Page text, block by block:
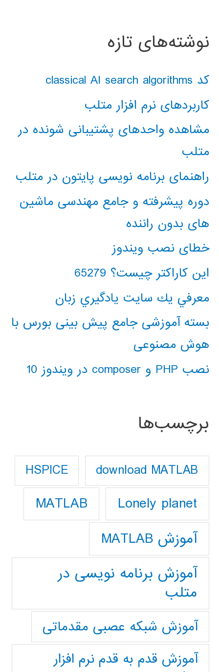
نوشته‌های تازه
کد classical AI search algorithms
کاربردهای نرم افزار متلب
مشاهده واحدهای پشتیبانی شونده در
متلب
راهنمای برنامه نویسی پایتون در متلب
دوره پیشرفته و جامع مهندسی ماشین
های بدون راننده
خطای نصب ویندوز
این کاراکتر چیست؟ 65279
معرفي يك سايت يادگيري زبان
بسته آموزشی جامع پیش بینی بورس با
هوش مصنوعی
نصب PHP و composer در ویندوز 10
برچسب‌ها
download MATLAB
HSPICE
Lonely planet
MATLAB
آموزش MATLAB
آموزش برنامه نویسی در
متلب
آموزش شبکه عصبی مقدماتی
آموزش قدم به قدم نرم افزار